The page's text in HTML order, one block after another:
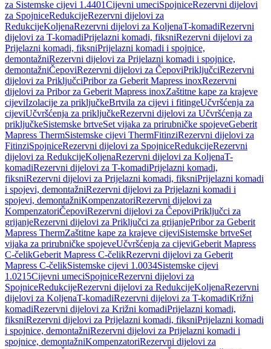
za Sistemske cijevi 1.4401Cijevni umeciSpojniceRezervni dijelovi
za SpojniceRedukcijeRezervni dijelovi za
RedukcijeKoljenaRezervni dijelovi za KoljenaT-komadiRezervni
dijelovi za T-komadiPrijelazni komadi, fiksniRezervni dijelovi za
Prijelazni komadi, fiksniPrijelazni komadi i spojnice,
demontažniRezervni dijelovi za Prijelazni komadi i spojnice,
demontažniČepoviRezervni dijelovi za ČepoviPriključciRezervni
dijelovi za PriključciPribor za Geberit Mapress inoxRezervni
dijelovi za Pribor za Geberit Mapress inoxZaštitne kape za krajeve
cijeviIzolacije za priključkeBrtvila za cijevi i fitingeUčvršćenja za
cijeviUčvršćenja za priključkeRezervni dijelovi za Učvršćenja za
priključkeSistemske brtveSet vijaka za prirubničke spojeveGeberit
Mapress ThermSistemske cijevi ThermFitinziRezervni dijelovi za
FitinziSpojniceRezervni dijelovi za SpojniceRedukcijeRezervni
dijelovi za RedukcijeKoljenaRezervni dijelovi za KoljenaT-
komadiRezervni dijelovi za T-komadiPrijelazni komadi,
fiksniRezervni dijelovi za Prijelazni komadi, fiksniPrijelazni komadi
i spojevi, demontažniRezervni dijelovi za Prijelazni komadi i
spojevi, demontažniKompenzatoriRezervni dijelovi za
KompenzatoriČepoviRezervni dijelovi za ČepoviPriključci za
grijanjeRezervni dijelovi za Priključci za grijanjePribor za Geberit
Mapress ThermZaštitne kape za krajeve cijeviSistemske brtveSet
vijaka za prirubničke spojeveUčvršćenja za cijeviGeberit Mapress
C-čelikGeberit Mapress C-čelikRezervni dijelovi za Geberit
Mapress C-čelikSistemske cijevi 1.0034Sistemske cijevi
1.0215Cijevni umeciSpojniceRezervni dijelovi za
SpojniceRedukcijeRezervni dijelovi za RedukcijeKoljenaRezervni
dijelovi za KoljenaT-komadiRezervni dijelovi za T-komadiKrižni
komadiRezervni dijelovi za Križni komadiPrijelazni komadi,
fiksniRezervni dijelovi za Prijelazni komadi, fiksniPrijelazni komadi
i spojnice, demontažniRezervni dijelovi za Prijelazni komadi i
spojnice, demontažniKompenzatoriRezervni dijelovi za